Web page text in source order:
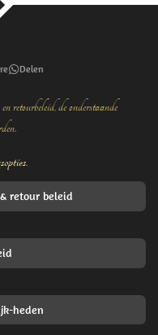
Delen
retourbeleid, de onderstaande
retour beleid
heden